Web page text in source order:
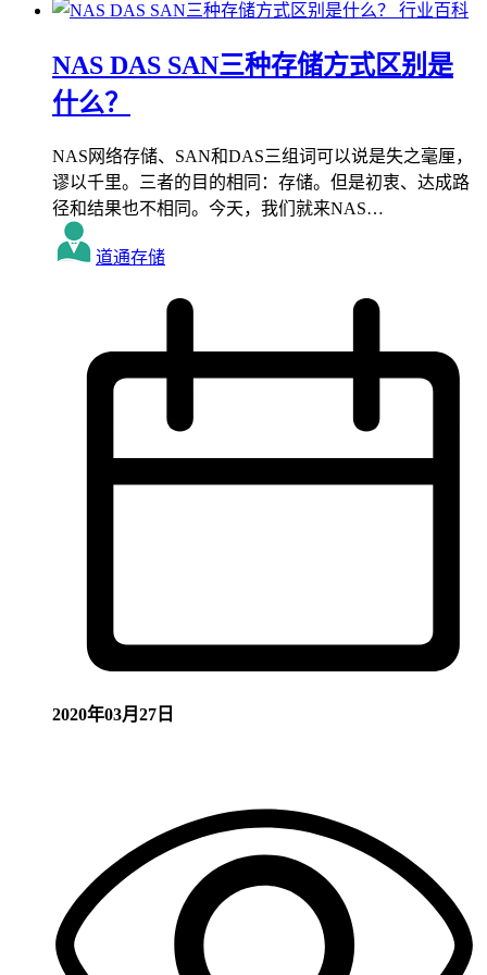
行业百科
NAS DAS SAN三种存储方式区别是
什么？
NAS网络存储、SAN和DAS三组词可以说是失之毫厘，
谬以千里。三者的目的相同：存储。但是初衷、达成路
径和结果也不相同。今天，我们就来NAS…
道通存储
2020年03月27日